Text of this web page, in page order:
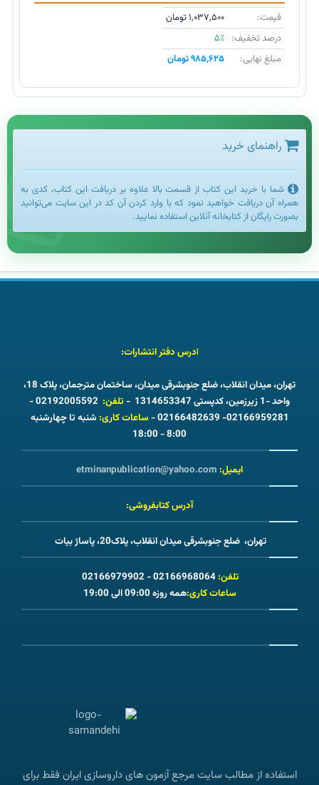
قیمت:
۱,۰۳۷,۵۰۰ تومان
درصد تخفیف: ۵٪
مبلغ نهایی:
۹۸۵,۶۲۵ تومان
راهنمای خرید
شما با خرید این کتاب از قسمت بالا علاوه بر دریافت این کتاب، کدی به
همراه آن دریافت خواهید نمود که با وارد کردن آن کد در این سایت می‌توانید
بصورت رایگان از کتابخانه آنلاین استفاده نمایید.
آدرس دفتر انتشارات:
تهران، میدان انقلاب، ضلع جنوبشرقی میدان، ساختمان مترجمان، پلاک 18،
واحد -1 زیرزمین، کدپستی 1314653347 -
تلفن:
02192005592 -
02166959281- 02166482639 -
ساعات کاری: شنبه تا چهارشنبه
8:00 - 18:00
ایمیل: etminanpublication@yahoo.com
آدرس کتابفروشی:
تهران، ضلع جنوبشرقی میدان انقلاب، پلاک20، پاساژ بیات
تلفن:02166968064 - 02166979902
ساعات کاری:همه روزه 09:00 الی 19:00
استفاده از مطالب سایت مرجع آزمون های داروسازی ایران فقط برای